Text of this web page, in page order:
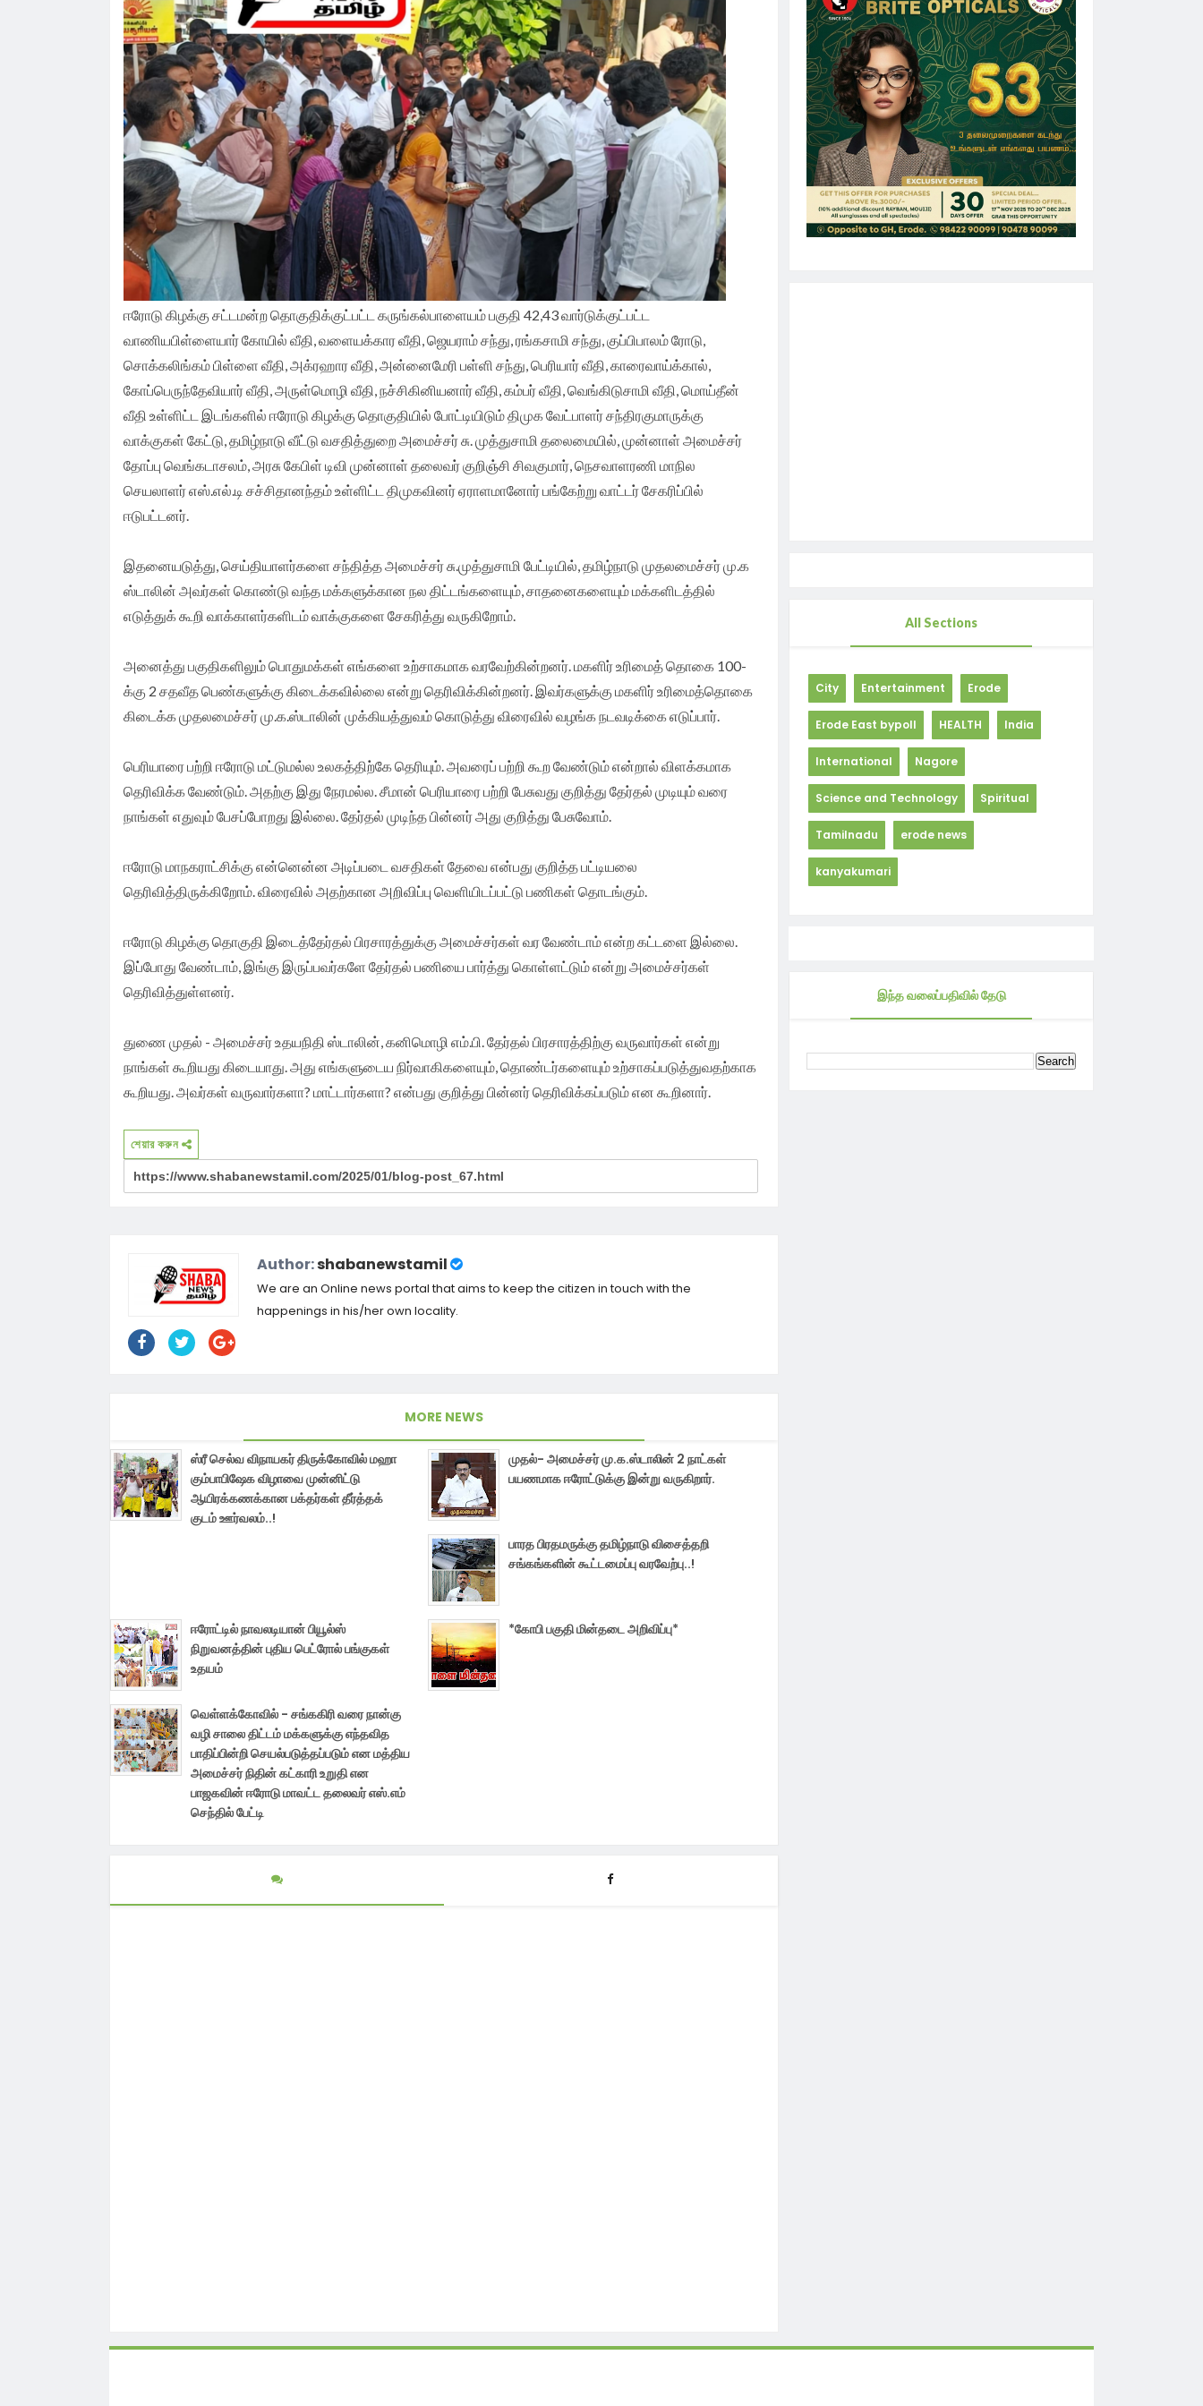
விவசாயிகள் சங்க மாநில தலைவர் வேலுச்சாமி
வேண்டுகோள்.
ஈரோடு கிழக்கு சட்டமன்ற தொகுதிக்குட்பட்ட கருங்கல்பாளையம் பகுதி 42,43 வார்டுக்குட்பட்ட
வாணியபிள்ளையார் கோயில் வீதி, வளையக்கார வீதி, ஜெயராம் சந்து, ரங்கசாமி சந்து, குப்பிபாலம் ரோடு,
சொக்கலிங்கம் பிள்ளை வீதி, அக்ரஹார வீதி, அன்னைமேரி பள்ளி சந்து, பெரியார் வீதி, காரைவாய்க்கால்,
கோப்பெருந்தேவியார் வீதி, அருள்மொழி வீதி, நச்சிகினியனார் வீதி, கம்பர் வீதி, வெங்கிடுசாமி வீதி, மொய்தீன்
வீதி உள்ளிட்ட இடங்களில் ஈரோடு கிழக்கு தொகுதியில் போட்டியிடும் திமுக வேட்பாளர் சந்திரகுமாருக்கு
வாக்குகள் கேட்டு, தமிழ்நாடு வீட்டு வசதித்துறை அமைச்சர் சு. முத்துசாமி தலைமையில், முன்னாள் அமைச்சர்
தோப்பு வெங்கடாசலம், அரசு கேபிள் டிவி முன்னாள் தலைவர் குறிஞ்சி சிவகுமார், நெசவாளரணி மாநில
செயலாளர் எஸ்.எல்.டி சச்சிதானந்தம் உள்ளிட்ட திமுகவினர் ஏராளமானோர் பங்கேற்று வாட்டர் சேகரிப்பில்
ஈடுபட்டனர்.
இதனையடுத்து, செய்தியாளர்களை சந்தித்த அமைச்சர் சு.முத்துசாமி பேட்டியில், தமிழ்நாடு முதலமைச்சர் மு.க
ஸ்டாலின் அவர்கள் கொண்டு வந்த மக்களுக்கான நல திட்டங்களையும், சாதனைகளையும் மக்களிடத்தில்
எடுத்துக் கூறி வாக்காளர்களிடம் வாக்குகளை சேகரித்து வருகிறோம்.
அனைத்து பகுதிகளிலும் பொதுமக்கள் எங்களை உற்சாகமாக வரவேற்கின்றனர். மகளிர் உரிமைத் தொகை 100-
க்கு 2 சதவீத பெண்களுக்கு கிடைக்கவில்லை என்று தெரிவிக்கின்றனர். இவர்களுக்கு மகளிர் உரிமைத்தொகை
கிடைக்க முதலமைச்சர் மு.க.ஸ்டாலின் முக்கியத்துவம் கொடுத்து விரைவில் வழங்க நடவடிக்கை எடுப்பார்.
பெரியாரை பற்றி ஈரோடு மட்டுமல்ல உலகத்திற்கே தெரியும். அவரைப் பற்றி கூற வேண்டும் என்றால் விளக்கமாக
தெரிவிக்க வேண்டும். அதற்கு இது நேரமல்ல. சீமான் பெரியாரை பற்றி பேசுவது குறித்து தேர்தல் முடியும் வரை
நாங்கள் எதுவும் பேசப்போறது இல்லை. தேர்தல் முடிந்த பின்னர் அது குறித்து பேசுவோம்.
ஈரோடு மாநகராட்சிக்கு என்னென்ன அடிப்படை வசதிகள் தேவை என்பது குறித்த பட்டியலை
தெரிவித்திருக்கிறோம். விரைவில் அதற்கான அறிவிப்பு வெளியிடப்பட்டு பணிகள் தொடங்கும்.
ஈரோடு கிழக்கு தொகுதி இடைத்தேர்தல் பிரசாரத்துக்கு அமைச்சர்கள் வர வேண்டாம் என்ற கட்டளை இல்லை.
இப்போது வேண்டாம், இங்கு இருப்பவர்களே தேர்தல் பணியை பார்த்து கொள்ளட்டும் என்று அமைச்சர்கள்
தெரிவித்துள்ளனர்.
துணை முதல் - அமைச்சர் உதயநிதி ஸ்டாலின், கனிமொழி எம்.பி. தேர்தல் பிரசாரத்திற்கு வருவார்கள் என்று
நாங்கள் கூறியது கிடையாது. அது எங்களுடைய நிர்வாகிகளையும், தொண்டர்களையும் உற்சாகப்படுத்துவதற்காக
கூறியது. அவர்கள் வருவார்களா? மாட்டார்களா? என்பது குறித்து பின்னர் தெரிவிக்கப்படும் என கூறினார்.
শেয়ার করুন
Author:shabanewstamil
We are an Online news portal that aims to keep the citizen in touch with the
happenings in his/her own locality.
MORE NEWS
ஸ்ரீ செல்வ விநாயகர் திருக்கோவில் மஹா
கும்பாபிஷேக விழாவை முன்னிட்டு
ஆயிரக்கணக்கான பக்தர்கள் தீர்த்தக்
குடம் ஊர்வலம்..!
முதல்- அமைச்சர் மு.க.ஸ்டாலின் 2 நாட்கள்
பயணமாக ஈரோட்டுக்கு இன்று வருகிறார்.
பாரத பிரதமருக்கு தமிழ்நாடு விசைத்தறி
சங்கங்களின் கூட்டமைப்பு வரவேற்பு..!
ஈரோட்டில் நாவலடியான் பியூல்ஸ்
நிறுவனத்தின் புதிய பெட்ரோல் பங்குகள்
உதயம்
*கோபி பகுதி மின்தடை அறிவிப்பு*
வெள்ளக்கோவில் - சங்ககிரி வரை நான்கு
வழி சாலை திட்டம் மக்களுக்கு எந்தவித
பாதிப்பின்றி செயல்படுத்தப்படும் என மத்திய
அமைச்சர் நிதின் கட்காரி உறுதி என
பாஜகவின் ஈரோடு மாவட்ட தலைவர் எஸ்.எம்
செந்தில் பேட்டி
All Sections
City Entertainment Erode
Erode East bypoll HEALTH India
International Nagore
Science and Technology Spiritual
Tamilnadu erode news
kanyakumari
இந்த வலைப்பதிவில் தேடு